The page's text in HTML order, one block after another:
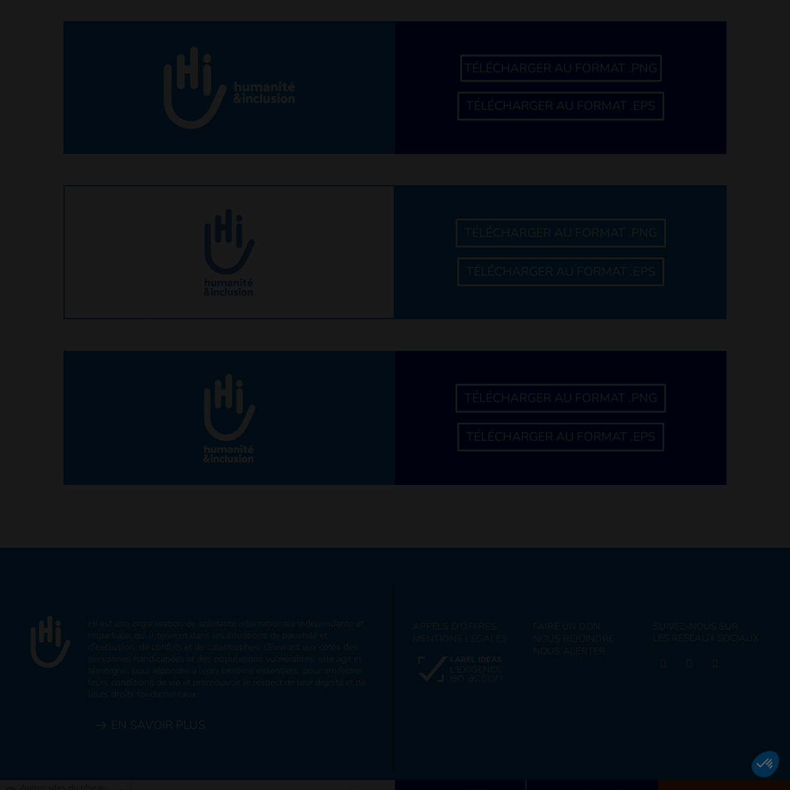
TÉLÉCHARGER AU FORMAT .PNG
TÉLÉCHARGER AU FORMAT .EPS
TÉLÉCHARGER AU FORMAT .PNG
TÉLÉCHARGER AU FORMAT .EPS
TÉLÉCHARGER AU FORMAT .PNG
TÉLÉCHARGER AU FORMAT .EPS
HI est une organisation de solidarité internationale indépendante et
impartiale, qui intervient dans les situations de pauvreté et
d’exclusion, de conflits et de catastrophes. Œuvrant aux côtés des
personnes handicapées et des populations vulnérables, elle agit et
témoigne, pour répondre à leurs besoins essentiels, pour améliorer
leurs conditions de vie et promouvoir le respect de leur dignité et de
leurs droits fondamentaux.
EN SAVOIR PLUS
APPELS D'OFFRES
MENTIONS LÉGALES
FAIRE UN DON
NOUS REJOINDRE
NOUS ALERTER
SUIVEZ-NOUS SUR
LES RESEAUX SOCIAUX